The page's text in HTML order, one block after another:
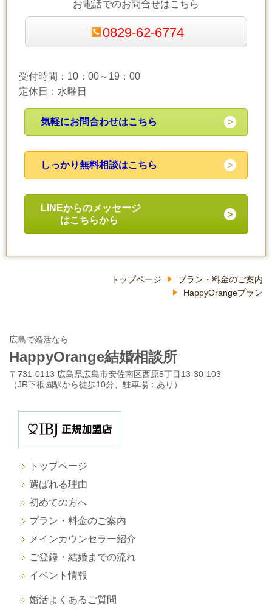
お電話でのお問合せはこちら
0829-62-6774
受付時間：10：00～19：00
定休日：水曜日
気軽にお問合わせはこちら
しっかり無料相談はこちら
LINEからのメッセージ
はこちらから
トップページ
プラン・料金のご案内
HappyOrangeプラン
広島で婚活なら
HappyOrange結婚相談所
〒731-0113 広島県広島市安佐南区西原5丁目13-30-103
（JR下祗園駅から徒歩10分、駐車場：あり）
トップページ
選ばれる理由
初めての方へ
プラン・料金のご案内
メインカウンセラー紹介
ご登録・結婚までの流れ
イベント情報
婚活よくあるご質問